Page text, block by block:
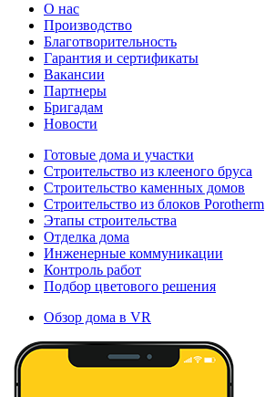
О нас
Производство
Благотворительность
Гарантия и сертификаты
Вакансии
Партнеры
Бригадам
Новости
Готовые дома и участки
Строительство из клееного бруса
Строительство каменных домов
Строительство из блоков Porotherm
Этапы строительства
Отделка дома
Инженерные коммуникации
Контроль работ
Подбор цветового решения
Обзор дома в VR